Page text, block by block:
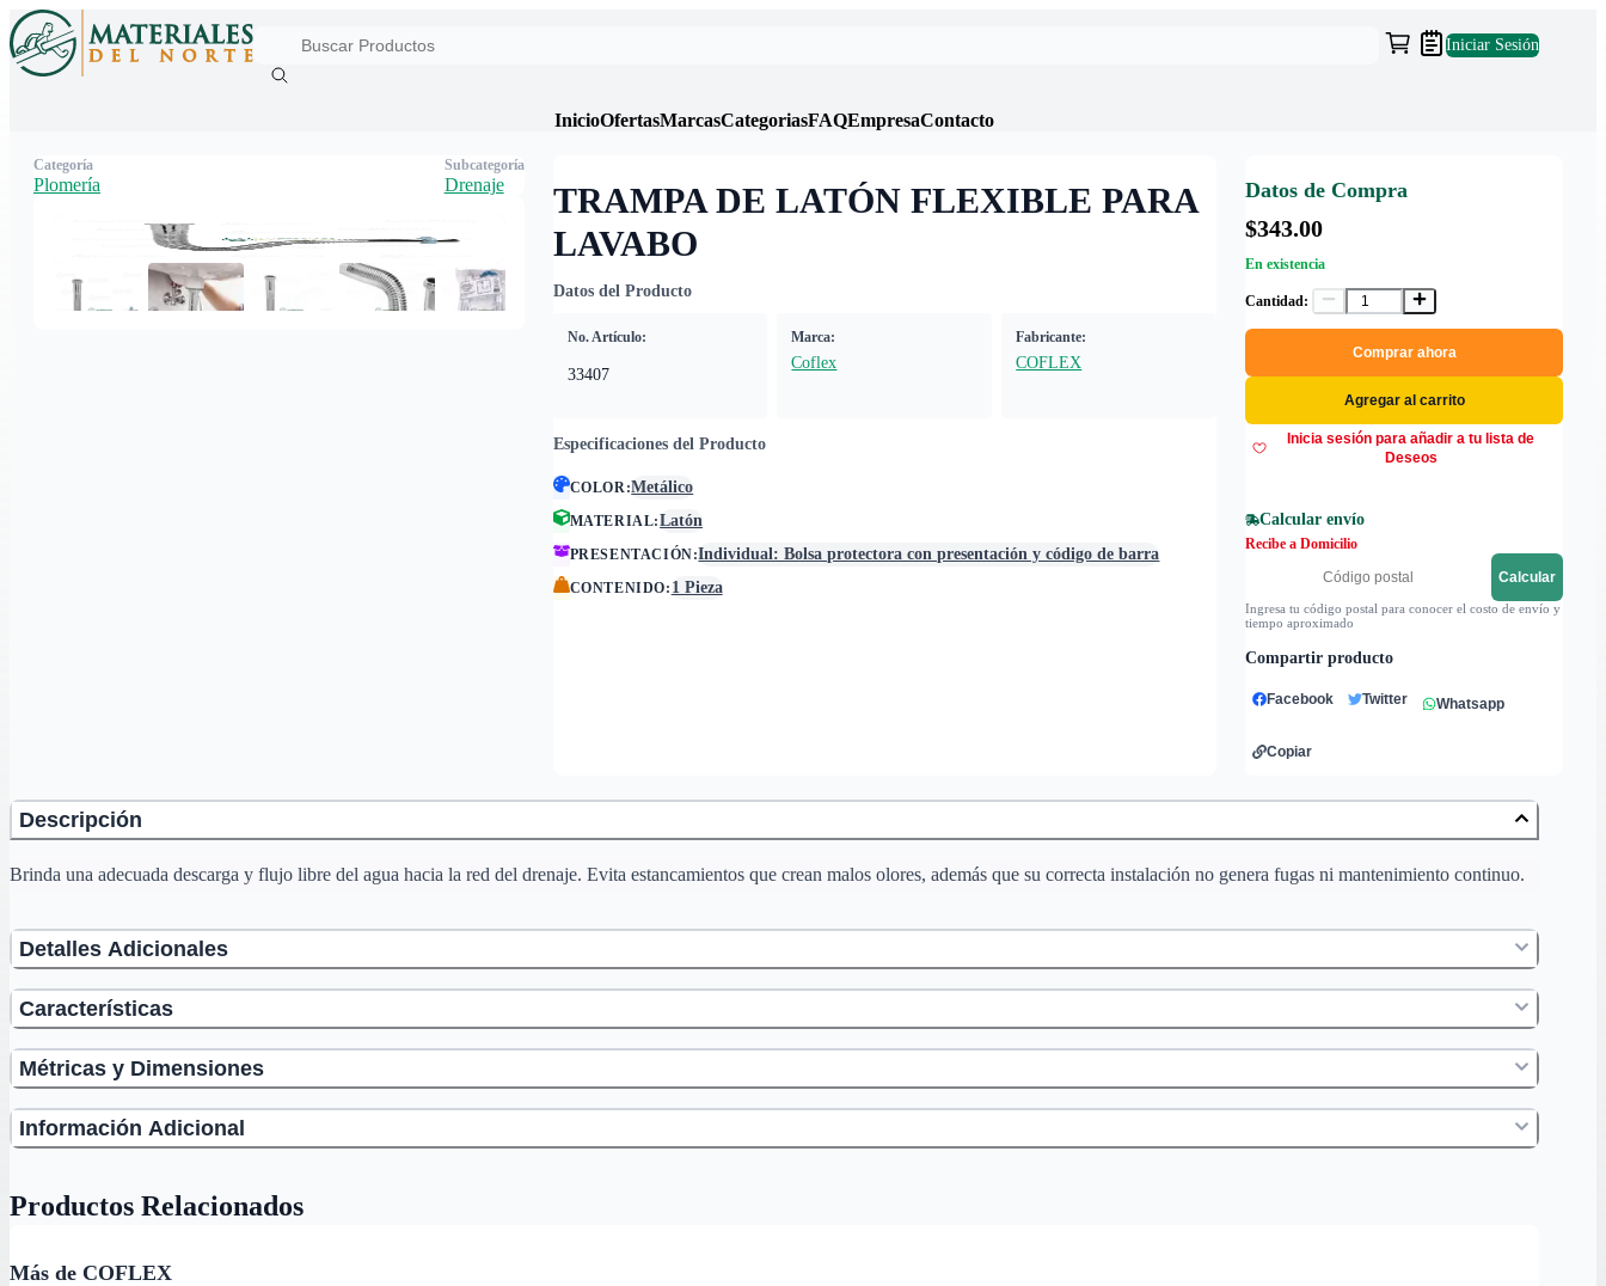
Iniciar Sesión
InicioOfertasMarcasCategoriasFAQEmpresaContacto
TRAMPA DE LATÓN FLEXIBLE PARA
LAVABO
Datos del Producto
No. Artículo:
33407
Marca:
Coflex
Fabricante:
COFLEX
Especificaciones del Producto
COLOR:Metálico
MATERIAL:Latón
PRESENTACIÓN:Individual: Bolsa protectora con presentación y código de barra
CONTENIDO: 1 Pieza
Datos de Compra
$343.00
En existencia
Cantidad:
Comprar ahora
Agregar al carrito
Inicia sesión para añadir a tu lista de
Deseos
Calcular envío
Recibe a Domicilio
Calcular
Ingresa tu código postal para conocer el costo de envío y
tiempo aproximado
Compartir producto
Facebook Twitter Whatsapp
Copiar
Categoría
Plomería
Subcategoría
Drenaje
Descripción
Brinda una adecuada descarga y flujo libre del agua hacia la red del drenaje. Evita estancamientos que crean malos olores, además que su correcta instalación no genera fugas ni mantenimiento continuo.
Detalles Adicionales
Características
Métricas y Dimensiones
Información Adicional
Productos Relacionados
Más de COFLEX